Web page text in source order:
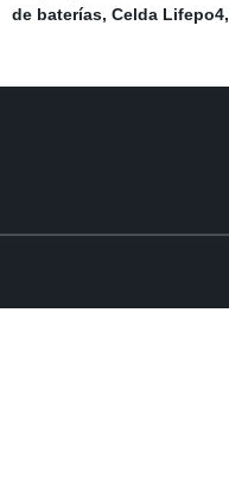
de baterías, Celda Lifepo4,